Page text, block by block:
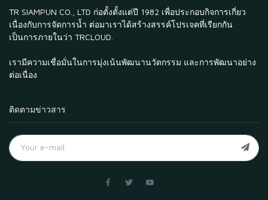
TR SIAMPUN CO., LTD ก่อตั้งตั้งแต่ปี 1982 เพื่อประกอบกิจการเกี่ยว
เนื่องกับการจัดการน้ำ ต่อมาเราได้สร้างสรรค์โปรเจคที่เรียกกัน
เป็นการภายในว่า TRCLOUD.
เรามีความเชื่อมั่นในการมุ่งเน้นพัฒนานวัตกรรม และการพัฒนาอย่าง
ต่อเนื่อง
ติดตามข่าวสาร